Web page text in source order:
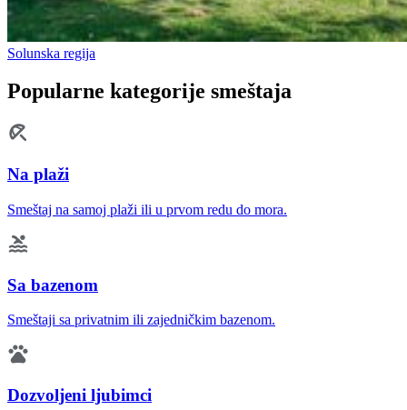
Solunska regija
Popularne kategorije smeštaja
Na plaži
Smeštaj na samoj plaži ili u prvom redu do mora.
Sa bazenom
Smeštaji sa privatnim ili zajedničkim bazenom.
Dozvoljeni ljubimci